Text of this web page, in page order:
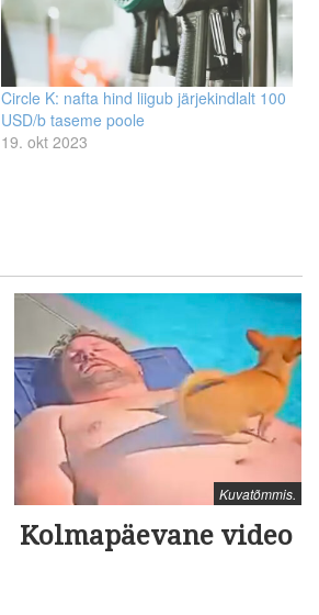
Circle K: nafta hind liigub järjekindlalt 100
USD/b taseme poole
19. okt 2023
Kuvatõmmis.
Kolmapäevane video